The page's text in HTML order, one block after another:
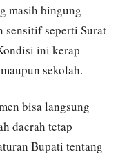
masih bingung
sensitif seperti Surat
ini kerap
sekolah.
bisa langsung
daerah tetap
Bupati tentang